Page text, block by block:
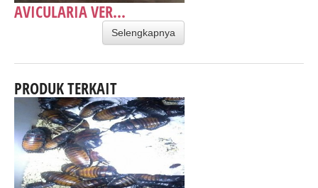
AVICULARIA VER...
Selengkapnya
PRODUK TERKAIT